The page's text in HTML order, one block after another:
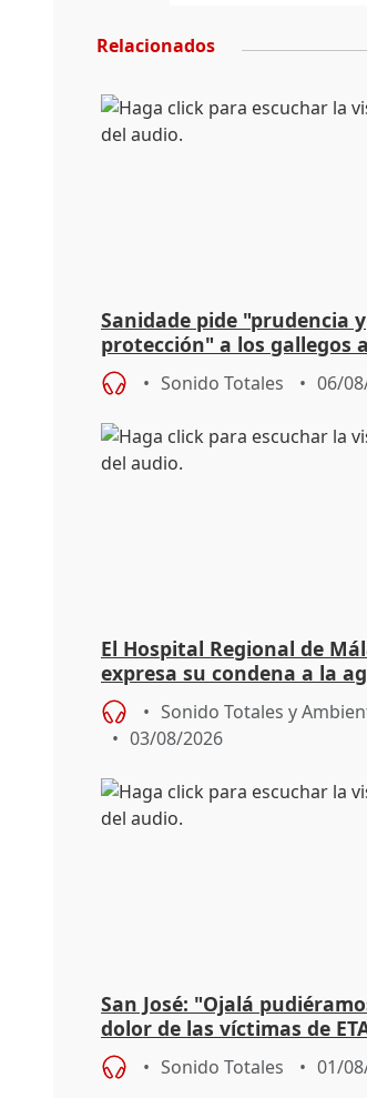
Relacionados
Sanidade pide "prudencia y
protección" a los gallegos
eclipse del 12 de agosto
Sonido Totales 06/
El Hospital Regional de
expresa su condena a la
dos enfermeras de
Sonido Totales y
03/08/2026
San José: "Ojalá
dolor de las víctimas de
Sonido Totales 01/